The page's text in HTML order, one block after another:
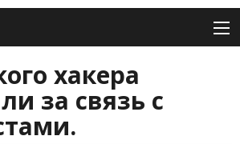
хакера
за связь с